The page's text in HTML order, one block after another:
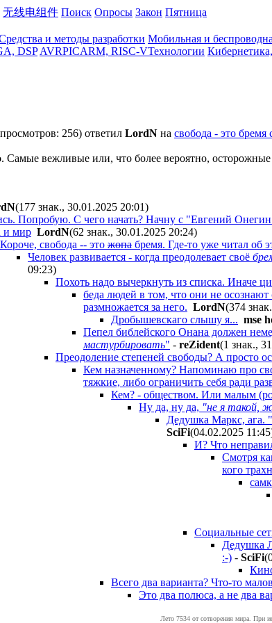
无线电组件 Поиск Опросы Закон Пятница
и методы разработки Мобильная и
DSP AVRPICARM, RISC-VТехнологии
256) ответил LordN на свобода - это
Самые вежливые или, что более вероятно,
(177 знак., 30.01.2025 20:01)
Попробую. С чего начать? Начну с "Евгений
и мир LordN(62 знак., 30.01.2025 20:24)
Короче, свобода -- это жопа бремя. Где-то уже читал об
Человек развивается - когда преодолевает своё
09:23)
Похоть надо вычеркнуть из списка. Иначе
беда людей в том, что они не
размножается за него. LordN(374
Дробышевскаго слышу я... mse
Пепел библейского Онана должен
мастурбировать" - reZident(1 знак.,
Преодоление степеней свободы? А просто
Кем назначенному? Напоминаю про
тяжкие, либо ограничить себя ради
Кем? - обществом. Или малым
Ну да, ну да, "не я такой,
Дедушка Маркс, ага.
SciFi(04.02.2025 11:45
И? Что
Смотря
кого
Социальные
Дедушка
:-) - SciFi
Всего два варианта? Что-то
Это два полюса, а не два
Лето 7534 от сотворения мира. При